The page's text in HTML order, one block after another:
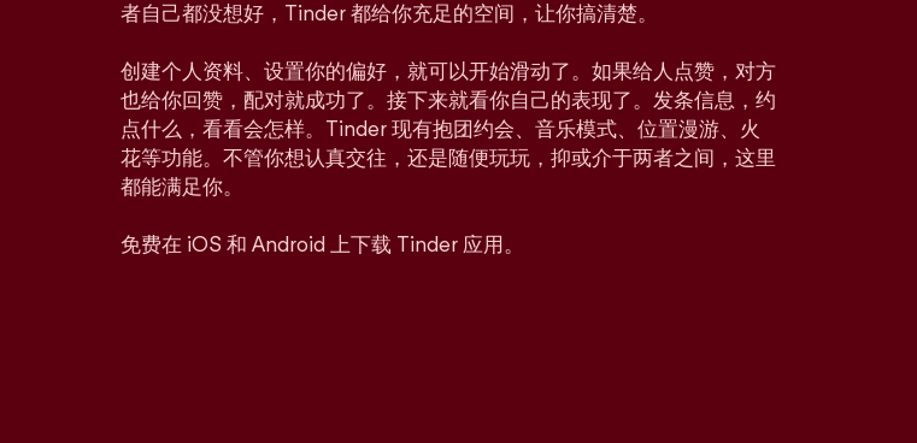
者自己都没想好，Tinder 都给你充足的空间，让你搞清楚。
创建个人资料、设置你的偏好，就可以开始滑动了。如果给人点赞，对方
也给你回赞，配对就成功了。接下来就看你自己的表现了。发条信息，约
点什么，看看会怎样。Tinder 现有抱团约会、音乐模式、位置漫游、火
花等功能。不管你想认真交往，还是随便玩玩，抑或介于两者之间，这里
都能满足你。
免费在 iOS 和 Android 上下载 Tinder 应用。